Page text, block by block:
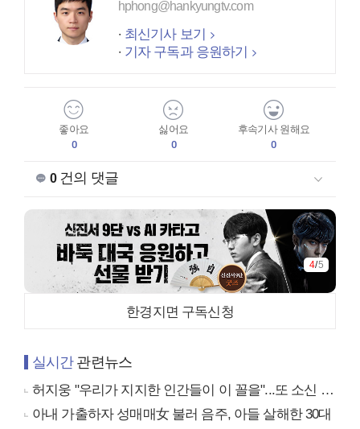
hphong@hankyungtv.com
최신기사 보기
기자 구독과 응원하기
좋아요
0
싫어요
0
후속기사 원해요
0
0건의 댓글
4/5
한경지면 구독신청
실시간관련뉴스
허지웅 "우리가 지지한 인간들이 이 꼴을"...또 소신 발언
아내 가출하자 성매매女 불러 음주, 아들 살해한 30대